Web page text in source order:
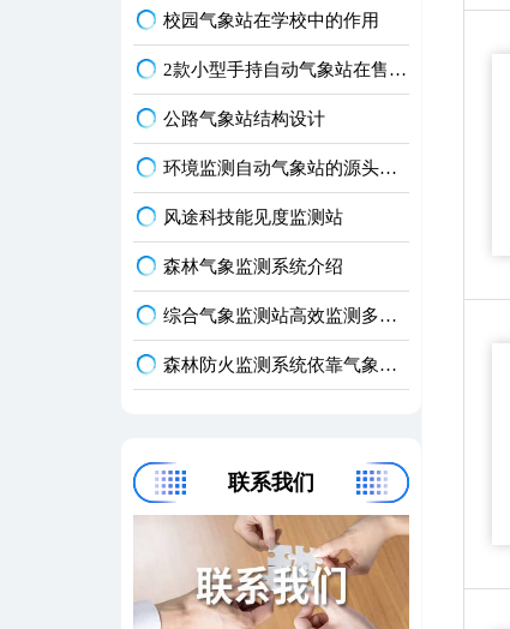
校园气象站在学校中的作用
2款小型手持自动气象站在售ing~
公路气象站结构设计
环境监测自动气象站的源头厂家
风途科技能见度监测站
森林气象监测系统介绍
综合气象监测站高效监测多领域应用
森林防火监测系统依靠气象因子数据提升林火预警与扑救效率
联系我们